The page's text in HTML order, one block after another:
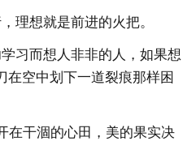
理想就是前进的火把。
习而想人非非的人，如果想
在空中划下一道裂痕那样困
在干涸的心田，美的果实决